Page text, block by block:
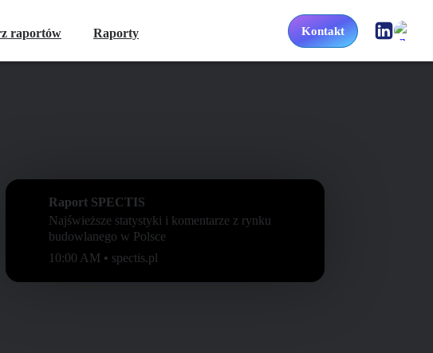
raportów Raporty Kontakt
Raport SPECTIS
Najświeższe statystyki i komentarze z rynku
budowlanego w Polsce
10:00 AM • spectis.pl